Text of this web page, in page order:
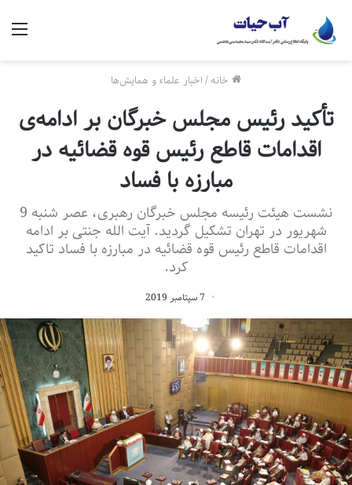
خانه/اخبار علماء و همایش‌ها
تأکید رئیس مجلس خبرگان بر ادامه‌ی
اقدامات قاطع رئیس قوه قضائیه در
مبارزه با فساد
نشست هیئت رئیسه مجلس خبرگان رهبری، عصر شنبه 9
شهریور در تهران تشکیل گردید. آیت الله جنتی بر ادامه
اقدامات قاطع رئیس قوه قضائیه در مبارزه با فساد تاکید
کرد.
7 سپتامبر 2019